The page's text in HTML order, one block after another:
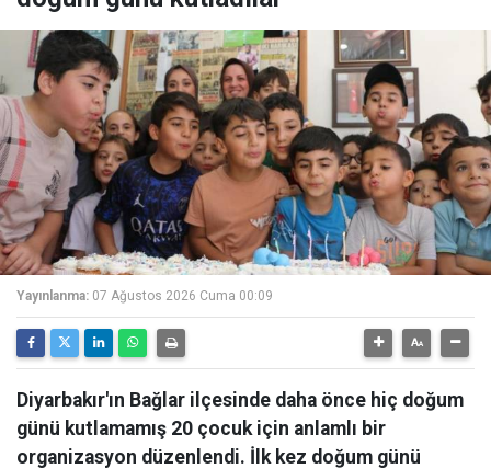
Yayınlanma: 07 Ağustos 2026 Cuma 00:09
Diyarbakır'ın Bağlar ilçesinde daha önce hiç doğum
günü kutlamamış 20 çocuk için anlamlı bir
organizasyon düzenlendi. İlk kez doğum günü